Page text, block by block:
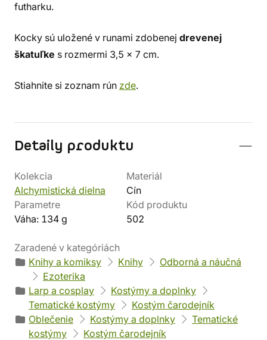
futharku.
Kocky sú uložené v runami zdobenej drevenej
škatuľke s rozmermi 3,5 x 7 cm.
Stiahnite si zoznam rún zde.
Detaily produktu
Kolekcia
Alchymistická dielna
Materiál
Cín
Parametre
Váha: 134 g
Kód produktu
502
Zaradené v kategóriách
Knihy a komiksy
Knihy
Odborná a náučná
Ezoterika
Larp a cosplay
Kostýmy a doplnky
Tematické kostýmy
Kostým čarodejník
Oblečenie
Kostýmy a doplnky
Tematické
kostýmy
Kostým čarodejník